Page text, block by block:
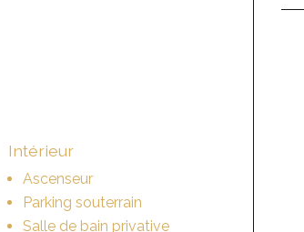
Intérieur
Ascenseur
Parking souterrain
Salle de bain privative